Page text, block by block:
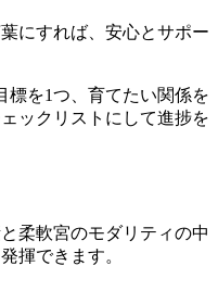
にすれば、安心とサポー
標を1つ、育てたい関係を
ックリストにして進捗を
柔軟宮のモダリティの中
揮できます。